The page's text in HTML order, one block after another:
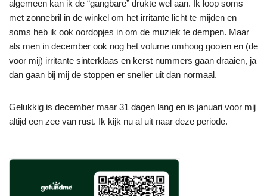
algemeen kan ik de “gangbare” drukte wel aan. Ik loop soms
met zonnebril in de winkel om het irritante licht te mijden en
soms heb ik ook oordopjes in om de muziek te dempen. Maar
als men in december ook nog het volume omhoog gooien en (de
voor mij) irritante sinterklaas en kerst nummers gaan draaien, ja
dan gaan bij mij de stoppen er sneller uit dan normaal.
Gelukkig is december maar 31 dagen lang en is januari voor mij
altijd een zee van rust. Ik kijk nu al uit naar deze periode.